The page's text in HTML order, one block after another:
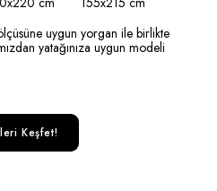
uygun yorgan ile birlikte
yatağınıza uygun modeli
Keşfet!